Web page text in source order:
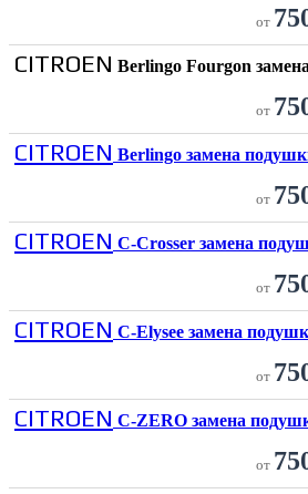
от
CITROEN Berlingo Fourgon
от
CITROEN Berlingo замена
от
CITROEN C-Crosser замена
от
CITROEN C-Elysee замена
от
CITROEN C-ZERO замена
от